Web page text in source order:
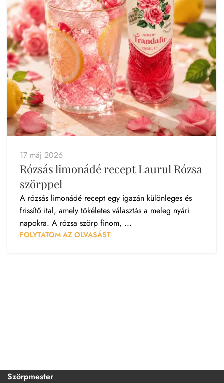
17 máj 2026
Rózsás limonádé recept Laurul Rózsa
szörppel
A rózsás limonádé recept egy igazán különleges és
frissítő ital, amely tökéletes választás a meleg nyári
napokra. A rózsa szörp finom, ...
FOLYTATOM AZ OLVASÁST
Szörpmester